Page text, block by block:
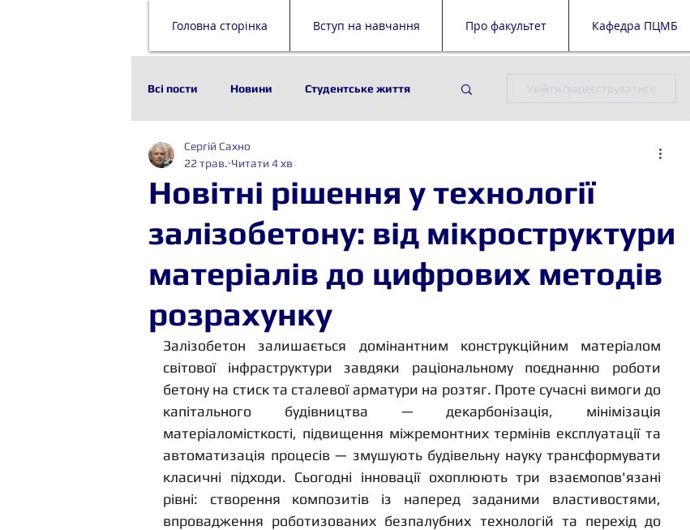
Головна сторінка Вступ на навчання Про факультет Кафедра ПЦМБ
Всі пости Новини Студентське життя
Наука Історія
Стейкхолдери
Новітні рішення у технології
залізобетону: від мікроструктури
матеріалів до цифрових методів
розрахунку
Сергій Сахно
22 трав. Читати 4 хв
Залізобетон залишається домінантним конструкційним матеріалом
світової інфраструктури завдяки раціональному поєднанню роботи
бетону на стиск та сталевої арматури на розтяг. Проте сучасні вимоги до
капітального будівництва — декарбонізація, мінімізація
матеріаломісткості, підвищення міжремонтних термінів експлуатації та
автоматизація процесів — змушують будівельну науку трансформувати
класичні підходи. Сьогодні інновації охоплюють три взаємопов'язані
рівні: створення композитів із наперед заданими властивостями,
впровадження роботизованих безпалубних технологій та перехід до